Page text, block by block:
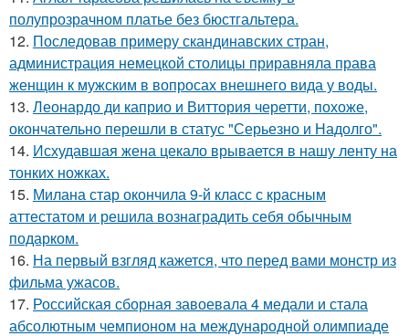
полупрозрачном платье без бюстгальтера.
12. Последовав примеру скандинавских стран,
администрация немецкой столицы приравняла права
женщин к мужским в вопросах внешнего вида у воды.
13. Леонардо ди каприо и Виттория черетти, похоже,
окончательно перешли в статус "Серьезно и Надолго".
14. Исхудавшая жена цекало врывается в нашу ленту на
тонких ножках.
15. Милана стар окончила 9-й класс с красным
аттестатом и решила вознаградить себя обычным
подарком.
16. На первый взгляд кажется, что перед вами монстр из
фильма ужасов.
17. Российская сборная завоевала 4 медали и стала
абсолютным чемпионом на международной олимпиаде